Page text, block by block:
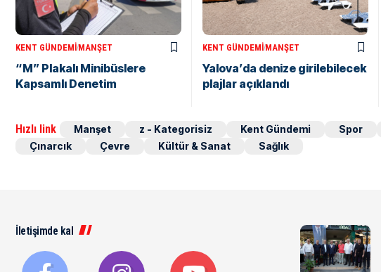
KENT GÜNDEMIMANŞET
“M” Plakalı Minibüslere
Kapsamlı Denetim
KENT GÜNDEMIMANŞET
Yalova’da denize girilebilecek
plajlar açıklandı
Hızlı link Manşet z - Kategorisiz Kent Gündemi Spor
Çınarcık
Çevre Kültür & Sanat Sağlık
İletişimde kal